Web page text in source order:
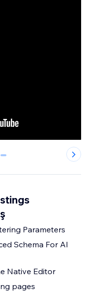
5
Parameters
Schema For AI
Native Editor
pages